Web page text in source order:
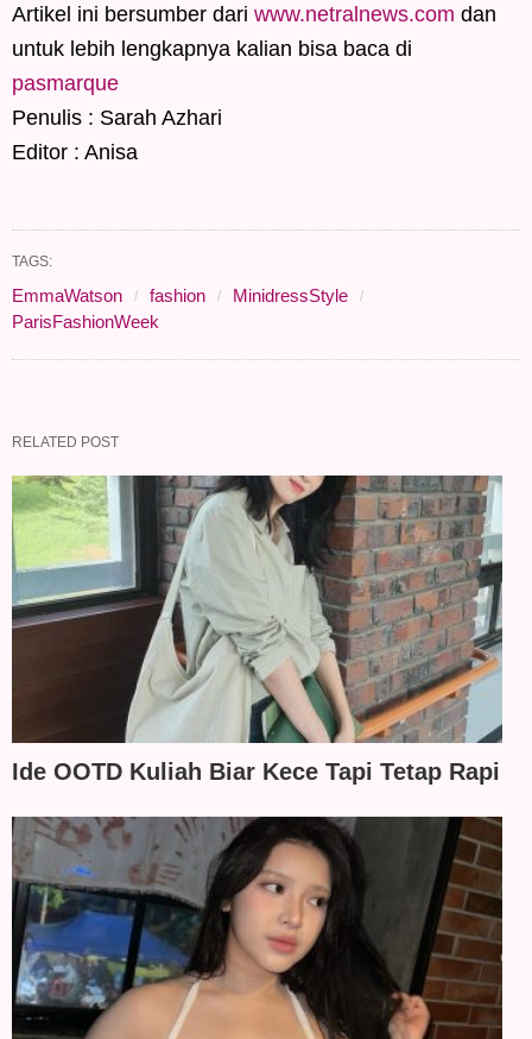
Artikel ini bersumber dari www.netralnews.com dan
untuk lebih lengkapnya kalian bisa baca di
pasmarque
Penulis : Sarah Azhari
Editor : Anisa
TAGS:
EmmaWatson fashion
MinidressStyle
ParisFashionWeek
RELATED POST
Ide OOTD Kuliah Biar Kece Tapi Tetap Rapi